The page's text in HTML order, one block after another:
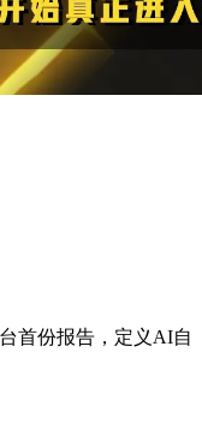
首份报告，定义AI自